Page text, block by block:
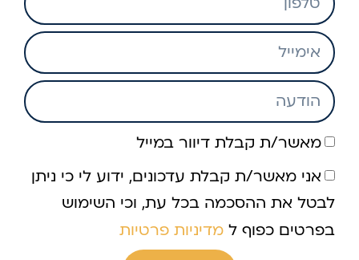
מאשר/ת קבלת דיוור במייל
אני מאשר/ת קבלת עדכונים, ידוע לי כי ניתן
לבטל את ההסכמה בכל עת, וכי השימוש
בפרטים כפוף ל מדיניות פרטיות